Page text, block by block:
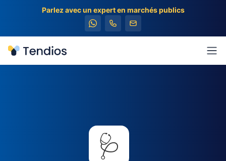
Parlez avec un expert en marchés publics
Tendios
🩺